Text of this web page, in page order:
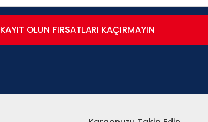
KAYIT OLUN FIRSATLARI KAÇIRMAYIN